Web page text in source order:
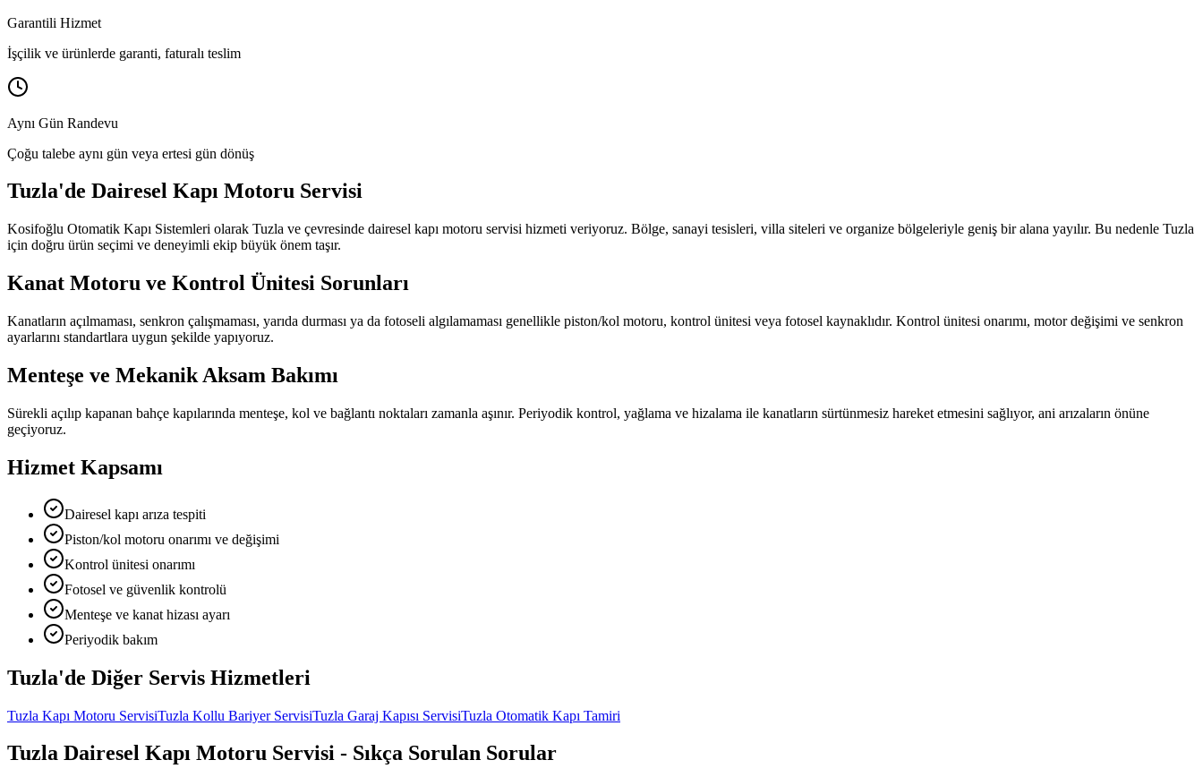
Garantili Hizmet
İşçilik ve ürünlerde garanti, faturalı teslim
Aynı Gün Randevu
Çoğu talebe aynı gün veya ertesi gün dönüş
Tuzla'de Dairesel Kapı Motoru Servisi
Kosifoğlu Otomatik Kapı Sistemleri olarak Tuzla ve çevresinde dairesel kapı motoru servisi hizmeti veriyoruz. Bölge, sanayi tesisleri, villa siteleri ve organize bölgeleriyle geniş bir alana yayılır. Bu nedenle Tuzla
için doğru ürün seçimi ve deneyimli ekip büyük önem taşır.
Kanat Motoru ve Kontrol Ünitesi Sorunları
Kanatların açılmaması, senkron çalışmaması, yarıda durması ya da fotoseli algılamaması genellikle piston/kol motoru, kontrol ünitesi veya fotosel kaynaklıdır. Kontrol ünitesi onarımı, motor değişimi ve senkron
ayarlarını standartlara uygun şekilde yapıyoruz.
Menteşe ve Mekanik Aksam Bakımı
Sürekli açılıp kapanan bahçe kapılarında menteşe, kol ve bağlantı noktaları zamanla aşınır. Periyodik kontrol, yağlama ve hizalama ile kanatların sürtünmesiz hareket etmesini sağlıyor, ani arızaların önüne
geçiyoruz.
Hizmet Kapsamı
Dairesel kapı arıza tespiti
Piston/kol motoru onarımı ve değişimi
Kontrol ünitesi onarımı
Fotosel ve güvenlik kontrolü
Menteşe ve kanat hizası ayarı
Periyodik bakım
Tuzla'de Diğer Servis Hizmetleri
Tuzla Kapı Motoru ServisiTuzla Kollu Bariyer ServisiTuzla Garaj Kapısı ServisiTuzla Otomatik Kapı Tamiri
Tuzla Dairesel Kapı Motoru Servisi - Sıkça Sorulan Sorular